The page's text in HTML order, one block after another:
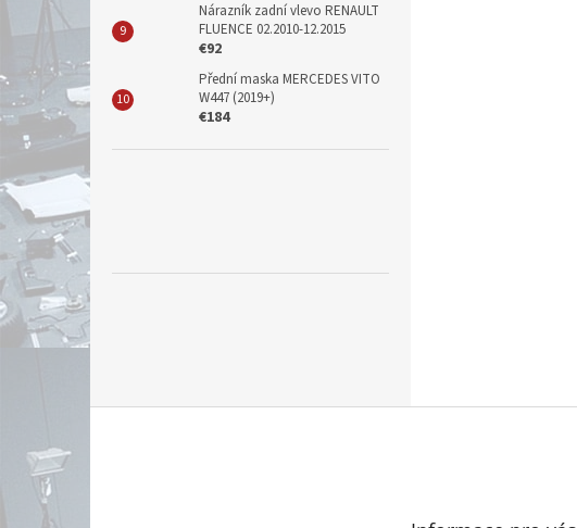
Nárazník zadní vlevo RENAULT
FLUENCE 02.2010-12.2015
€92
Přední maska MERCEDES VITO
W447 (2019+)
€184